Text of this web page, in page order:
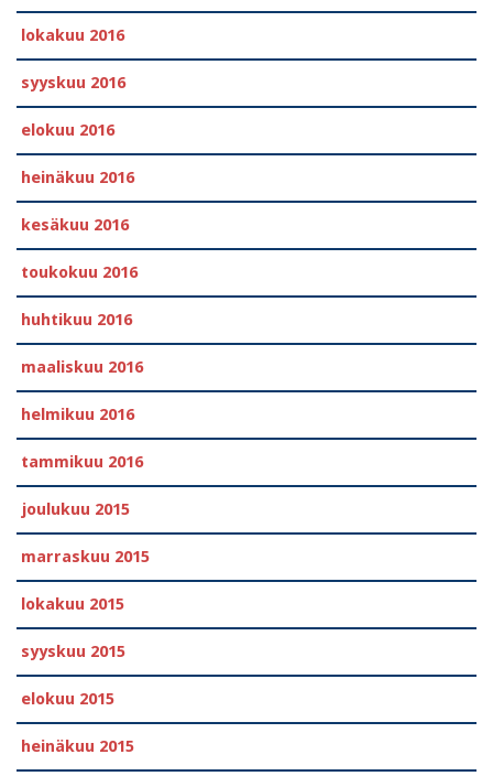
lokakuu 2016
syyskuu 2016
elokuu 2016
heinäkuu 2016
kesäkuu 2016
toukokuu 2016
huhtikuu 2016
maaliskuu 2016
helmikuu 2016
tammikuu 2016
joulukuu 2015
marraskuu 2015
lokakuu 2015
syyskuu 2015
elokuu 2015
heinäkuu 2015